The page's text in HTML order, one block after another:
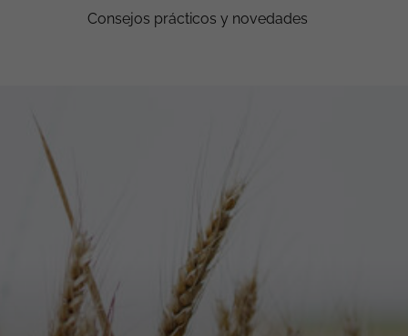
Consejos prácticos y novedades